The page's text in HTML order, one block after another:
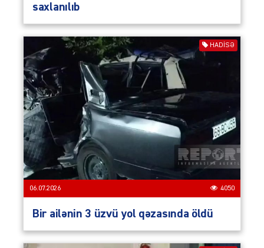
saxlanılıb
HADISƏ
06.07.2026 4050
Bir ailənin 3 üzvü yol qəzasında öldü